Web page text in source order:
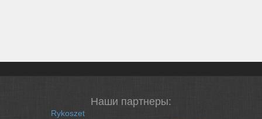
Наши партнеры:
Rykoszet